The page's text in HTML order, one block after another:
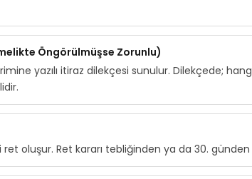
Öngörülmüşse Zorunlu)
yazılı itiraz dilekçesi sunulur. Dilekçede;
oluşur. Ret kararı tebliğinden ya da 30.